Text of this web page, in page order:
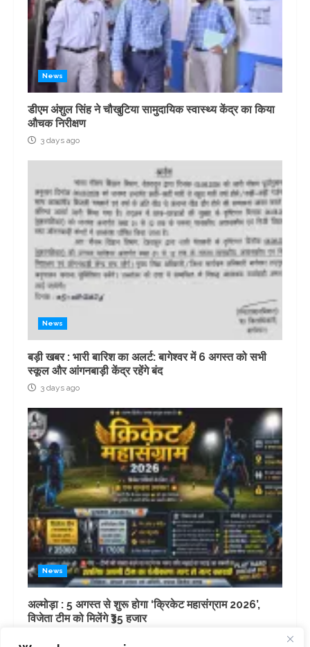
News
डीएम अंशुल सिंह ने चौखुटिया सामुदायिक स्वास्थ्य केंद्र का किया
औचक निरीक्षण
3 days ago
News
बड़ी खबर : भारी बारिश का अलर्ट: बागेश्वर में 6 अगस्त को सभी
स्कूल और आंगनबाड़ी केंद्र रहेंगे बंद
3 days ago
News
अल्मोड़ा : 5 अगस्त से शुरू होगा ‘क्रिकेट महासंग्राम 2026’,
विजेता टीम को मिलेंगे ₹35 हजार